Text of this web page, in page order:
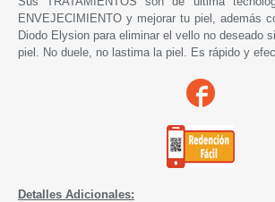
ENVEJECIMIENTO y mejorar tu piel, además
Diodo Elysion para eliminar el vello no deseado
piel. No duele, no lastima la piel. Es rápido y
Detalles Adicionales: